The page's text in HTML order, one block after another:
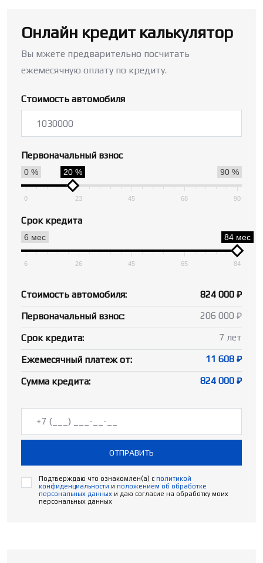
Онлайн кредит калькулятор
Вы мжете предварительно посчитать
ежемесячную оплату по кредиту.
Стоимость автомобиля
Первоначальный взнос
0 % 90 %
20 %
0 23 45 68 90
Срок кредита
6 мес 84 мес
6 26 45 65 84
Стоимость автомобиля:
824 000 ₽
Первоначальный взнос:
206 000 ₽
Срок кредита:
7 лет
Ежемесячный платеж от:
11 608 ₽
Сумма кредита:
824 000 ₽
ОТПРАВИТЬ
Подтверждаю что ознакомлен(а) с политикой
конфиденциальности и положением об обработке
персональных данных и даю согласие на обработку моих
персональных данных